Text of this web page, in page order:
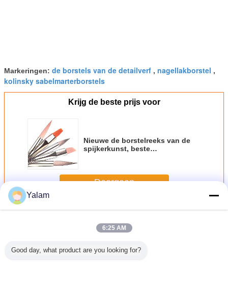
Markeringen: de borstels van de detailverf , nagellakborstel ,
kolinsky sabelmarterborstels
Krijg de beste prijs voor
Nieuwe de borstelreeks van de
spijkerkunst, beste
varkenshaarborstel
Doorgaan
MeerDe Borstels van de spijkerkunst
Yalam
6:25 AM
Good day, what product are you looking for?